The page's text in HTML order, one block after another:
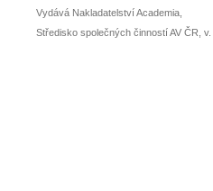
Vydává Nakladatelství Academia,
Středisko společných činností AV ČR,